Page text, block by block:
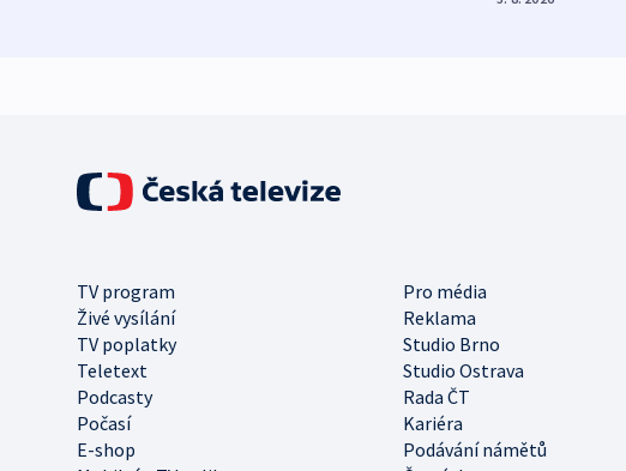
TV program
Pro média
Živé vysílání
Reklama
TV poplatky
Studio Brno
Teletext
Studio Ostrava
Podcasty
Rada ČT
Počasí
Kariéra
E-shop
Podávání námětů